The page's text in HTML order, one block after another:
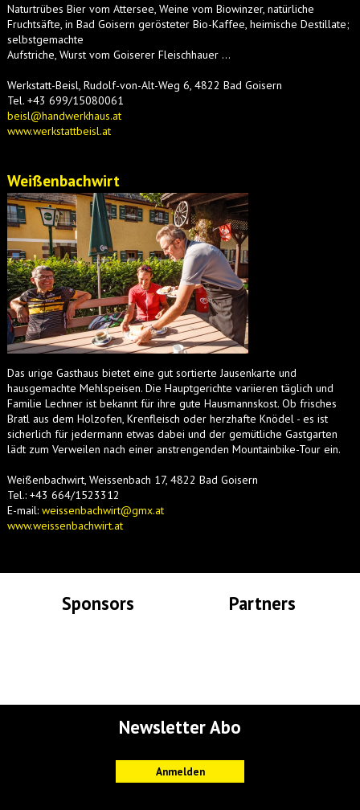
Naturtrübes Bier vom Attersee, Weine vom Biowinzer, natürliche
Fruchtsäfte, in Bad Goisern gerösteter Bio-Kaffee, heimische Destillate;
selbstgemachte
Aufstriche, Wurst vom Goiserer Fleischhauer …
Werkstatt-Beisl, Rudolf-von-Alt-Weg 6, 4822 Bad Goisern
Tel. +43 699/15080061
beisl@handwerkhaus.at
www.werkstattbeisl.at
Weißenbachwirt
Das urige Gasthaus bietet eine gut sortierte Jausenkarte und
hausgemachte Mehlspeisen. Die Hauptgerichte variieren täglich und
Familie Lechner ist bekannt für ihre gute Hausmannskost. Ob frisches
Bratl aus dem Holzofen, Krenfleisch oder herzhafte Knödel - es ist
sicherlich für jedermann etwas dabei und der gemütliche Gastgarten
lädt zum Verweilen nach einer anstrengenden Mountainbike-Tour ein.
Weißenbachwirt, Weissenbach 17, 4822 Bad Goisern
Tel.: +43 664/1523312
E-mail: weissenbachwirt@gmx.at
www.weissenbachwirt.at
Sponsors Partners
Newsletter Abo